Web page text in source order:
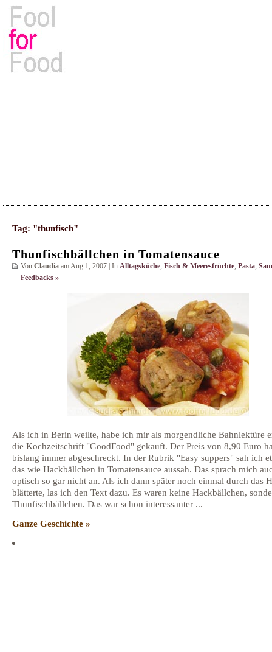
Tag: "thunfisch"
Thunfischbällchen in Tomatensauce
Von Claudia am Aug 1, 2007 | In Alltagsküche, Fisch & Meeresfrüchte, Pasta,
Feedbacks »
Als ich in Berin weilte, habe ich mir als morgendliche Bahnlektüre
die Kochzeitschrift "GoodFood" gekauft. Der Preis von 8,90 Euro
bislang immer abgeschreckt. In der Rubrik "Easy suppers" sah ich
das wie Hackbällchen in Tomatensauce aussah. Das sprach mich
optisch so gar nicht an. Als ich dann später noch einmal durch das
blätterte, las ich den Text dazu. Es waren keine Hackbällchen,
Thunfischbällchen. Das war schon interessanter ...
Ganze Geschichte »